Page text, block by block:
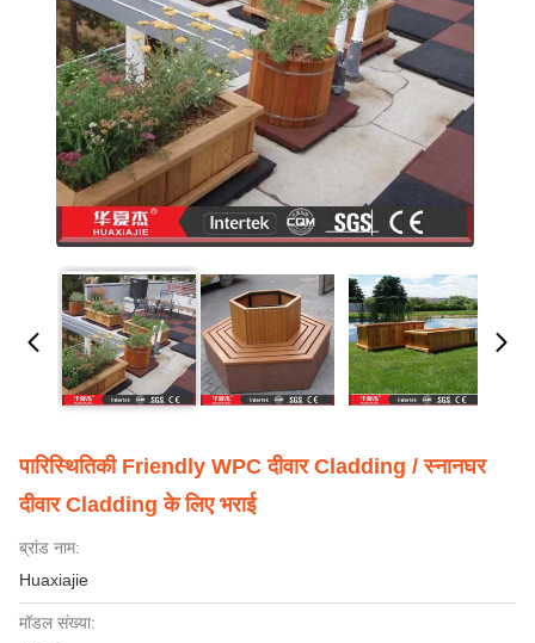
पारिस्थितिकी Friendly WPC दीवार Cladding / स्नानघर
दीवार Cladding के लिए भराई
ब्रांड नाम:
Huaxiajie
मॉडल संख्या: